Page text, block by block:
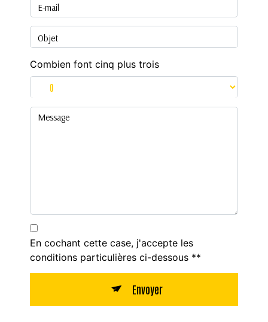
Combien font cinq plus trois
En cochant cette case, j'accepte les
conditions particulières ci-dessous **
Envoyer